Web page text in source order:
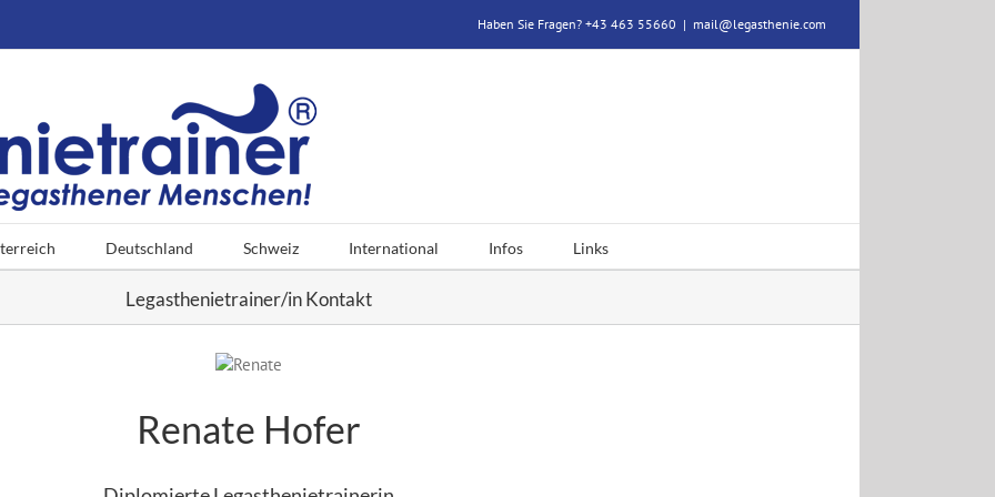
Haben Sie Fragen? +43 463 55660 | mail@legasthenie.com
Deutschland Schweiz International Infos Links
Legasthenietrainer/in Kontakt
Renate Hofer